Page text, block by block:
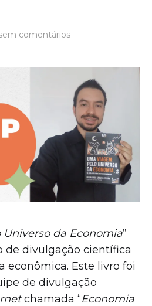
comentários
da Economia”
de divulgação científica
econômica. Este livro foi
de divulgação
chamada “Economia